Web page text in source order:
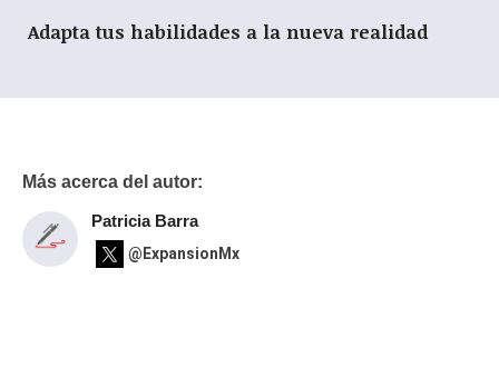
Adapta tus habilidades a la nueva realidad
Más acerca del autor:
Patricia Barra
@ExpansionMx